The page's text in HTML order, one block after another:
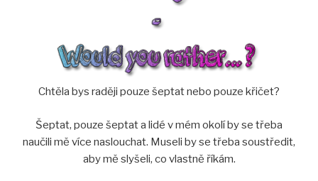
Chtěla bys raději pouze šeptat nebo pouze křičet?
Šeptat, pouze šeptat a lidé v mém okolí by se třeba
naučili mě více naslouchat. Museli by se třeba soustředit,
aby mě slyšeli, co vlastně říkám.